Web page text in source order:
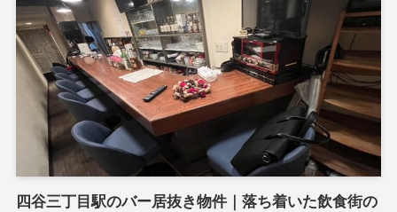
四谷三丁目駅のバー居抜き物件｜落ち着いた飲食街の